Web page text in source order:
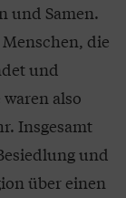
und Samen.
die
und
also
Insgesamt
und
über einen